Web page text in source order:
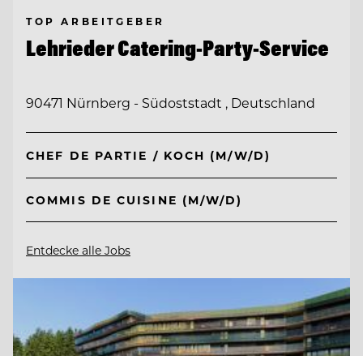
TOP ARBEITGEBER
Lehrieder Catering-Party-Service
90471 Nürnberg - Südoststadt , Deutschland
CHEF DE PARTIE / KOCH (M/W/D)
COMMIS DE CUISINE (M/W/D)
Entdecke alle Jobs